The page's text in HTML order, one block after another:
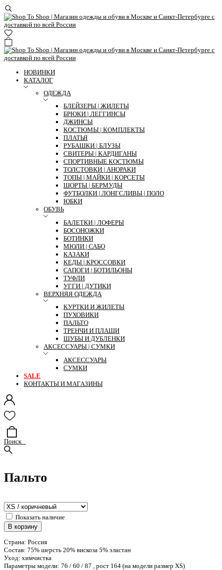
НОВИНКИ
КАТАЛОГ
ОДЕЖДА
БЛЕЙЗЕРЫ | ЖИЛЕТЫ
БРЮКИ | ЛЕГГИНСЫ
ДЖИНСЫ
КОСТЮМЫ | КОМПЛЕКТЫ
ПЛАТЬЯ
РУБАШКИ | БЛУЗЫ
СВИТЕРЫ | КАРДИГАНЫ
СПОРТИВНЫЕ КОСТЮМЫ
ТОЛСТОВКИ | АНОРАКИ
ТОПЫ | МАЙКИ | КОРСЕТЫ
ШОРТЫ | БЕРМУДЫ
ФУТБОЛКИ | ЛОНГСЛИВЫ | ПОЛО
ЮБКИ
ОБУВЬ
БАЛЕТКИ | ЛОФЕРЫ
БОСОНОЖКИ
БОТИНКИ
МЮЛИ | САБО
КАЗАКИ
КЕДЫ | КРОССОВКИ
САПОГИ | БОТИЛЬОНЫ
ТУФЛИ
УГГИ | ДУТИКИ
ВЕРХНЯЯ ОДЕЖДА
КУРТКИ И ЖИЛЕТЫ
ПУХОВИКИ
ПАЛЬТО
ТРЕНЧИ И ПЛАЩИ
ШУБЫ И ДУБЛЕНКИ
АКСЕССУАРЫ | СУМКИ
АКСЕССУАРЫ
СУМКИ
SALE
КОНТАКТЫ И МАГАЗИНЫ
Поиск
Пальто
Показать наличие
В корзину
Страна: Россия
Состав: 75% шерсть 20% вискоза 5% эластан
Уход: химчистка
Параметры модели: 76 / 60 / 87 , рост 164 (на модели размер XS)